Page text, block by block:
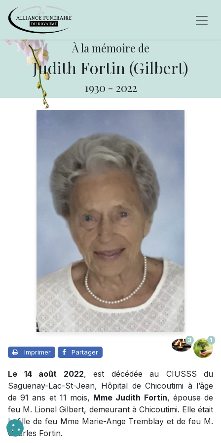
À la mémoire de
Judith Fortin (Gilbert)
1930 - 2022
Imprimer Partager
3 1
Le 14 août 2022, est décédée au CIUSSS du
Saguenay-Lac-St-Jean, Hôpital de Chicoutimi à l’âge
de 91 ans et 11 mois, Mme Judith Fortin, épouse de
feu M. Lionel Gilbert, demeurant à Chicoutimi. Elle était
la fille de feu Mme Marie-Ange Tremblay et de feu M.
Charles Fortin.